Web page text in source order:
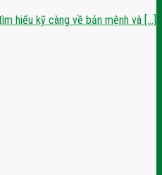
hiểu kỹ càng về bản mệnh và [...]